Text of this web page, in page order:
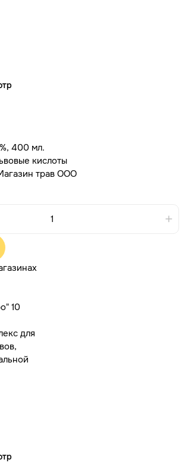
400 мл.
кислоты
трав ООО